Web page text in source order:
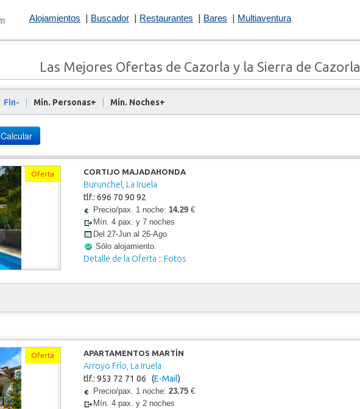
Alojamientos Buscador Restaurantes Bares Multiaventura
Las Mejores Ofertas de Cazorla y la Sierra de Cazorla
Fin- Mín. Personas+ Mín. Noches+
Calcular
Oferta CORTIJO MAJADAHONDA
Burunchel, La Iruela
tlf.: 696 70 90 92
Precio/pax. 1 noche:14.29 €
Mín. 4 pax. y 7 noches
Del 27-Jun al 26-Ago
Sólo alojamiento.
Detalle de la Oferta :: Fotos
Oferta APARTAMENTOS MARTÍN
Arroyo Frío, La Iruela
tlf.: 953 72 71 06 (E-Mail)
Precio/pax. 1 noche:23.75 €
Mín. 4 pax. y 2 noches